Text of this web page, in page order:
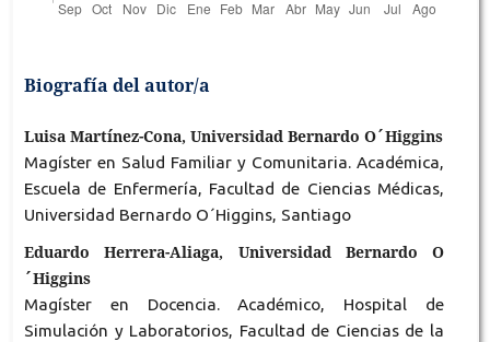
Biografía del autor/a
Luisa Martínez-Cona, Universidad Bernardo O´Higgins
Magíster en Salud Familiar y Comunitaria. Académica,
Escuela de Enfermería, Facultad de Ciencias Médicas,
Universidad Bernardo O´Higgins, Santiago
Eduardo Herrera-Aliaga, Universidad Bernardo O
´Higgins
Magíster en Docencia. Académico, Hospital de
Simulación y Laboratorios, Facultad de Ciencias de la